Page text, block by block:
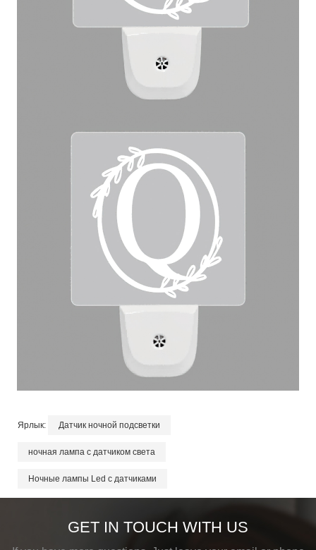
Ярлык: Датчик ночной подсветки
ночная лампа с датчиком света
Ночные лампы Led с датчиками
GET IN TOUCH WITH US